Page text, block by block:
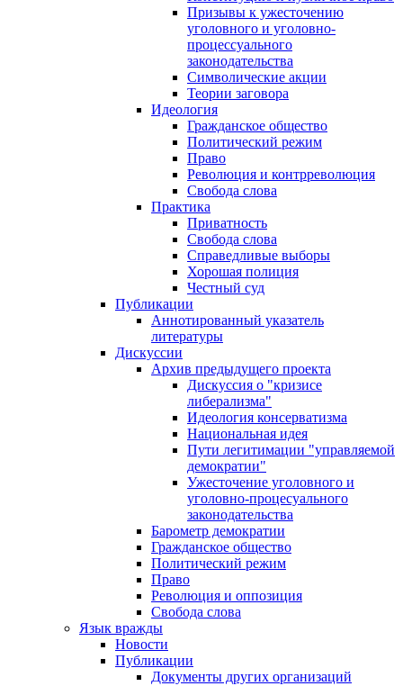
Призывы к ужесточению
уголовного и уголовно-
процессуального
законодательства
Символические акции
Теории заговора
Идеология
Гражданское общество
Политический режим
Право
Революция и контрреволюция
Свобода слова
Практика
Приватность
Свобода слова
Справедливые выборы
Хорошая полиция
Честный суд
Публикации
Аннотированный указатель
литературы
Дискуссии
Архив предыдущего проекта
Дискуссия о "кризисе
либерализма"
Идеология консерватизма
Национальная идея
Пути легитимации "управляемой
демократии"
Ужесточение уголовного и
уголовно-процесуального
законодательства
Барометр демократии
Гражданское общество
Политический режим
Право
Революция и оппозиция
Свобода слова
Язык вражды
Новости
Публикации
Документы других организаций